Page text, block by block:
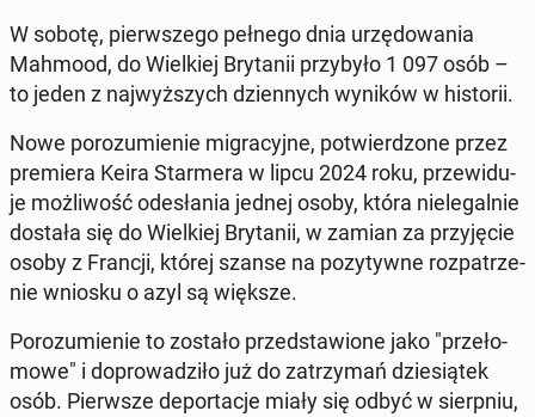
W sobotę, pierw­sze­go pełnego dnia urzę­do­wa­nia
Mahmood, do Wiel­kiej Bry­ta­nii przy­by­ło 1 097 osób –
to jeden z naj­wyż­szych dzien­nych wyników w hi­sto­rii.
Nowe po­ro­zu­mie­nie mi­gra­cyj­ne, po­twier­dzo­ne przez
pre­mie­ra Keira Star­me­ra w lipcu 2024 roku, prze­wi­du­
je moż­li­wość ode­sła­nia jednej osoby, która nie­le­gal­nie
dostała się do Wiel­kiej Bry­ta­nii, w zamian za przy­ję­cie
osoby z Francji, której szanse na po­zy­tyw­ne roz­pa­trze­
nie wniosku o azyl są większe.
Po­ro­zu­mie­nie to zostało przed­sta­wio­ne jako "prze­ło­
mo­we" i do­pro­wa­dzi­ło już do za­trzy­mań dzie­sią­tek
osób. Pierw­sze de­por­ta­cje miały się odbyć w sierp­niu,